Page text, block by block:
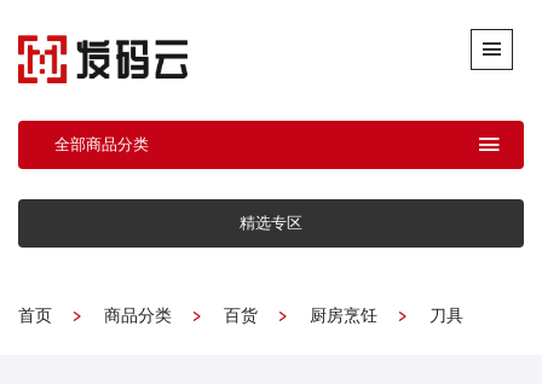
全部商品分类
精选专区
首页 商品分类 百货 厨房烹饪 刀具